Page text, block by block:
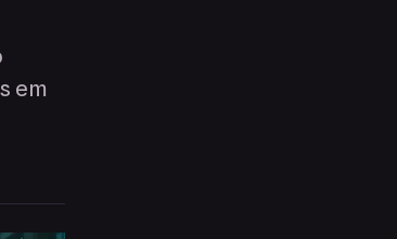
em